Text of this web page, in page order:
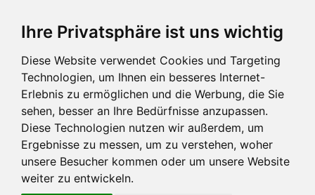
Ihre Privatsphäre ist uns wichtig
Diese Website verwendet Cookies und Targeting
Technologien, um Ihnen ein besseres Internet-
Erlebnis zu ermöglichen und die Werbung, die Sie
sehen, besser an Ihre Bedürfnisse anzupassen.
Diese Technologien nutzen wir außerdem, um
Ergebnisse zu messen, um zu verstehen, woher
unsere Besucher kommen oder um unsere Website
weiter zu entwickeln.
Kategoriefilter
zurücksetzen